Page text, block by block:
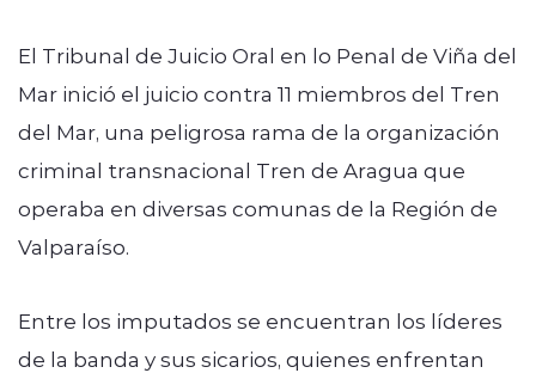
El Tribunal de Juicio Oral en lo Penal de Viña del
Mar inició el juicio contra 11 miembros del Tren
del Mar, una peligrosa rama de la organización
criminal transnacional Tren de Aragua que
operaba en diversas comunas de la Región de
Valparaíso.
Entre los imputados se encuentran los líderes
de la banda y sus sicarios, quienes enfrentan